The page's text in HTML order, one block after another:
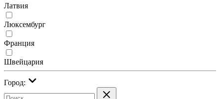
Латвия
Люксембург
Франция
Швейцария
Город: